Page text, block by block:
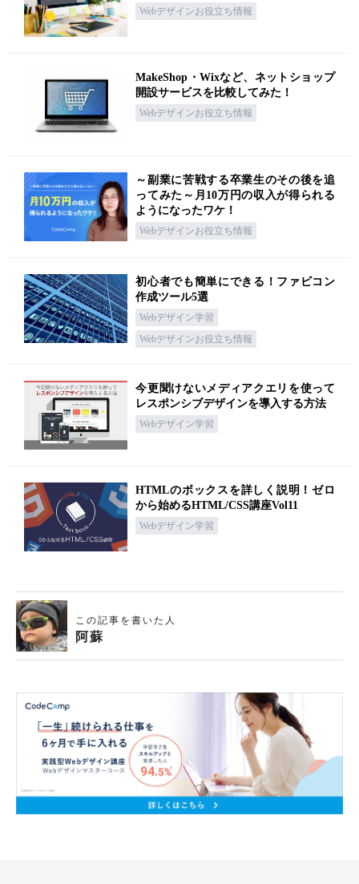
Webデザインお役立ち情報
MakeShop・Wixなど、ネットショップ
開設サービスを比較してみた！
Webデザインお役立ち情報
～副業に苦戦する卒業生のその後を追
ってみた～月10万円の収入が得られる
ようになったワケ！
Webデザインお役立ち情報
初心者でも簡単にできる！ファビコン
作成ツール5選
Webデザイン学習
Webデザインお役立ち情報
今更聞けないメディアクエリを使って
レスポンシブデザインを導入する方法
Webデザイン学習
HTMLのボックスを詳しく説明！ゼロ
から始めるHTML/CSS講座Vol11
Webデザイン学習
この記事を書いた人
阿蘇